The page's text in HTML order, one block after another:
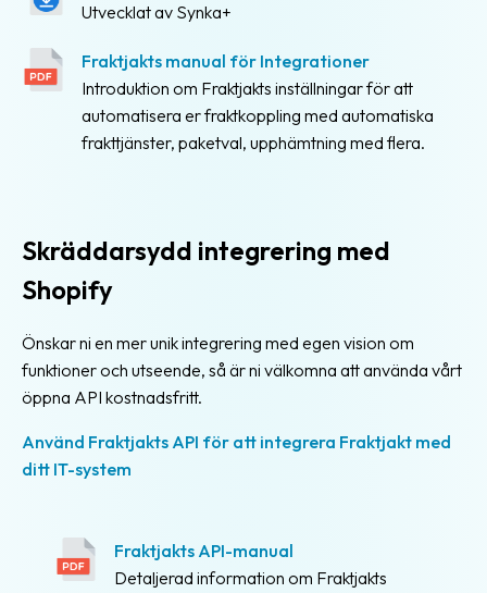
Färdiga
Enkel
orderkoppling
Integration
Exempel
på
Utvecklare
och
Webhooks
kit
(SDK)
Utvecklat av Synka+
Fraktjakts manual för Integrationer
Introduktion om Fraktjakts inställningar för att
automatisera er fraktkoppling med automatiska
frakttjänster, paketval, upphämtning med flera.
Skräddarsydd integrering med
Shopify
Önskar ni en mer unik integrering med egen vision om
funktioner och utseende, så är ni välkomna att använda vårt
öppna API kostnadsfritt.
Använd Fraktjakts API för att integrera Fraktjakt med
ditt IT-system
Fraktjakts API-manual
Detaljerad information om Fraktjakts